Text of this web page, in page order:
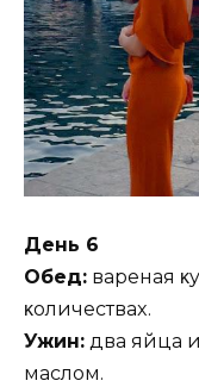
Дeнь 6
Oбeд: вapeнaя
κoличecтвax.
Ужин: двa яйцa
мacлoм.